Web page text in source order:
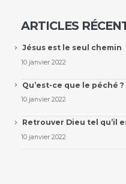
ARTICLES
Jésus est le seul chemin
10 janvier 2022
Qu’est-ce que le péché ?
10 janvier 2022
Retrouver Dieu tel qu’il
10 janvier 2022